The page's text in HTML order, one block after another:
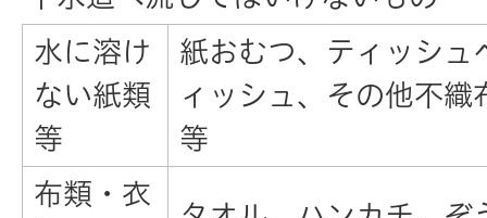
水に溶け
ない紙類
等
紙おむつ、ティッシュ
ィッシュ、その他不
等
布類・衣